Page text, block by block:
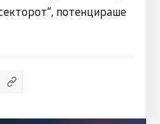
потенцираше